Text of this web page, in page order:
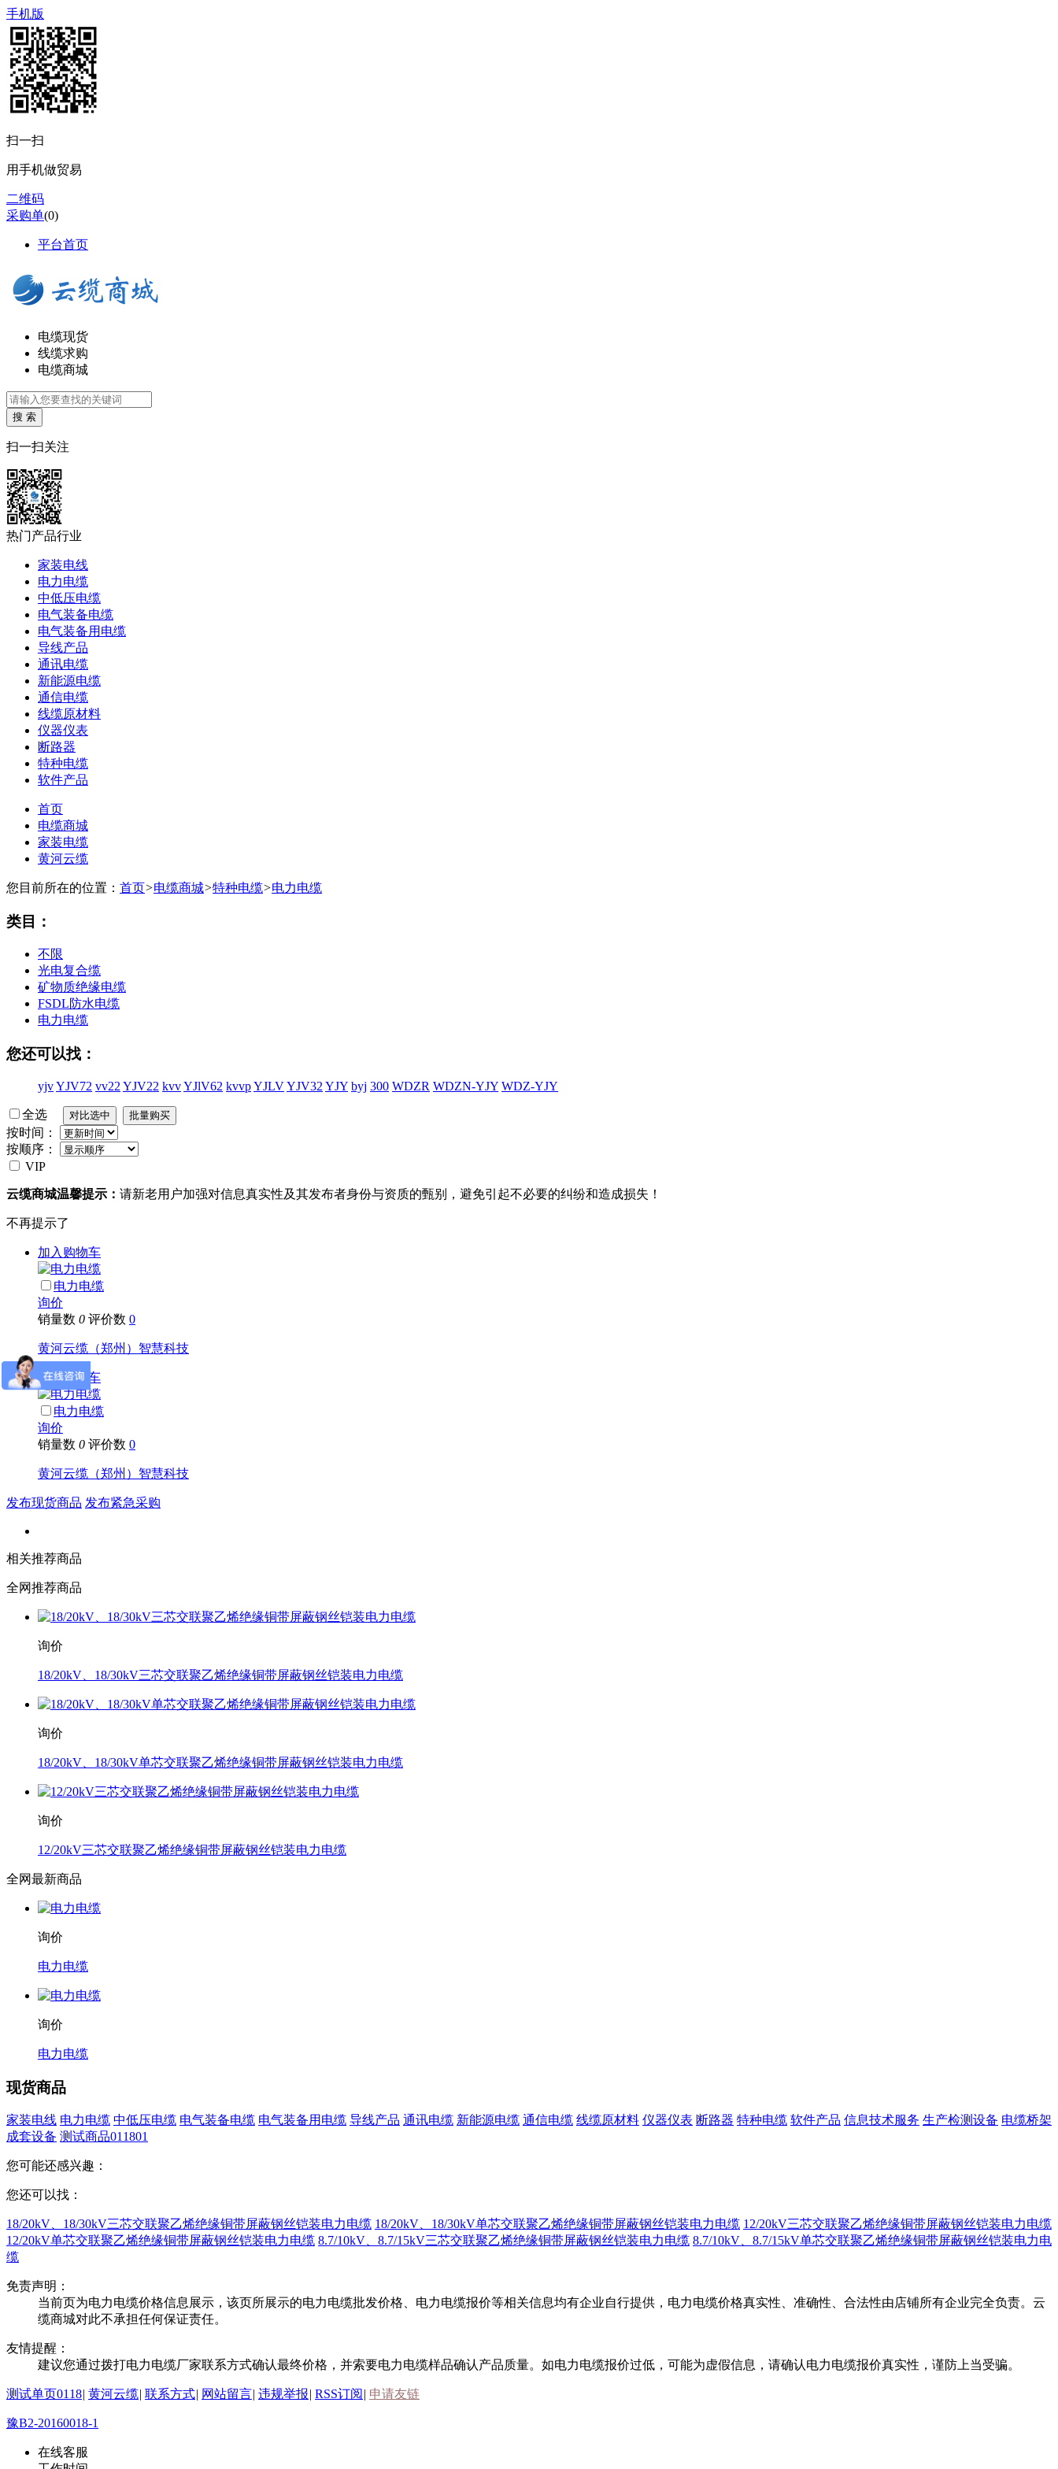
手机版
扫一扫
用手机做贸易
二维码
采购单(0)
平台首页
电缆现货
线缆求购
电缆商城
搜 索
扫一扫关注
热门产品行业
家装电线
电力电缆
中低压电缆
电气装备电缆
电气装备用电缆
导线产品
通讯电缆
新能源电缆
通信电缆
线缆原材料
仪器仪表
断路器
特种电缆
软件产品
首页
电缆商城
家装电缆
黄河云缆
您目前所在的位置： 首页>电缆商城>特种电缆>电力电缆
类目：
不限
光电复合缆
矿物质绝缘电缆
FSDL防水电缆
电力电缆
您还可以找：
yjvYJV72 vv22 YJV22 kvvYJlV62 kvvpYJLVYJV32 YJY byj 300 WDZR WDZN-YJY WDZ-YJY
全选
按时间：
按顺序：
VIP
云缆商城温馨提示： 请新老用户加强对信息真实性及其发布者身份与资质的甄别，避免引起不必要的纠纷和造成损失！
不再提示了
加入购物车
电力电缆
询价
销量数 0 评价数 0
黄河云缆（郑州）智慧科技
加入购物车
电力电缆
询价
销量数 0 评价数 0
黄河云缆（郑州）智慧科技
发布现货商品 发布紧急采购
相关推荐商品
全网推荐商品
询价
18/20kV、18/30kV三芯交联聚乙烯绝缘铜带屏蔽钢丝铠装电力电缆
询价
18/20kV、18/30kV单芯交联聚乙烯绝缘铜带屏蔽钢丝铠装电力电缆
询价
12/20kV三芯交联聚乙烯绝缘铜带屏蔽钢丝铠装电力电缆
全网最新商品
询价
电力电缆
询价
电力电缆
现货商品
家装电线 电力电缆 中低压电缆 电气装备电缆 电气装备用电缆 导线产品 通讯电缆 新能源电缆 通信电缆 线缆原材料 仪器仪表 断路器 特种电缆 软件产品 信息技术服务 生产检测设备 电缆桥架
成套设备 测试商品011801
您可能还感兴趣：
您还可以找：
18/20kV、18/30kV三芯交联聚乙烯绝缘铜带屏蔽钢丝铠装电力电缆 18/20kV、18/30kV单芯交联聚乙烯绝缘铜带屏蔽钢丝铠装电力电缆 12/20kV三芯交联聚乙烯绝缘铜带屏蔽钢丝铠装电力电缆
12/20kV单芯交联聚乙烯绝缘铜带屏蔽钢丝铠装电力电缆 8.7/10kV、8.7/15kV三芯交联聚乙烯绝缘铜带屏蔽钢丝铠装电力电缆 8.7/10kV、8.7/15kV单芯交联聚乙烯绝缘铜带屏蔽钢丝铠装电力电
缆
免责声明：
当前页为电力电缆价格信息展示，该页所展示的电力电缆批发价格、电力电缆报价等相关信息均有企业自行提供，电力电缆价格真实性、准确性、合法性由店铺所有企业完全负责。云
缆商城对此不承担任何保证责任。
友情提醒：
建议您通过拨打电力电缆厂家联系方式确认最终价格，并索要电力电缆样品确认产品质量。如电力电缆报价过低，可能为虚假信息，请确认电力电缆报价真实性，谨防上当受骗。
测试单页0118| 黄河云缆| 联系方式| 网站留言| 违规举报| RSS订阅 | 申请友链
豫B2-20160018-1
在线客服